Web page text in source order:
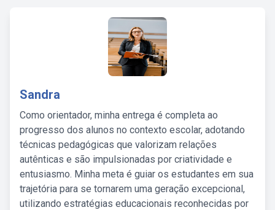
Sandra
Como orientador, minha entrega é completa ao
progresso dos alunos no contexto escolar, adotando
técnicas pedagógicas que valorizam relações
autênticas e são impulsionadas por criatividade e
entusiasmo. Minha meta é guiar os estudantes em sua
trajetória para se tornarem uma geração excepcional,
utilizando estratégias educacionais reconhecidas por